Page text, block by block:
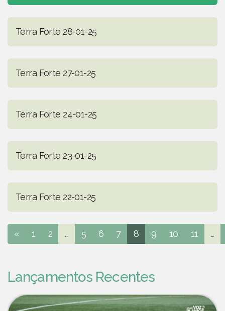
Terra Forte 28-01-25
Terra Forte 27-01-25
Terra Forte 24-01-25
Terra Forte 23-01-25
Terra Forte 22-01-25
« 1 2 ... 5 6 7 8 9 10 11 ...
Lançamentos Recentes